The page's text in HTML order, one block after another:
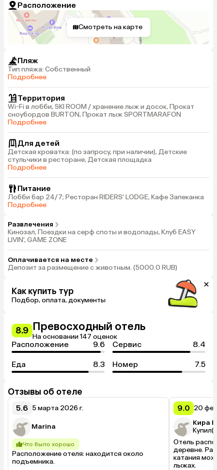
Расположение
Смотреть на карте
Пляж
Тип пляжа: Собственный
Подробнее
Территория
Wi-Fi в лобби, SKI ROOM / хранение лыж и досок, Прокат
сноубордов BURTON, Прокат лыж SPORTMARAFON
Подробнее
Для детей
Детская кроватка: (по запросу, при наличии), Детские
стульчики в ресторане, Детская площадка
Подробнее
Питание
Лобби бар 24/7; Ресторан RIDERS' LODGE, Кафе Запеканка
Подробнее
Развлечения
Кинозал, Поездки на серф споты и водопады, Клуб EASY
LIVIN', GAME ZONE
Оплачивается на месте
Депозит за размещение с животным. (5000.0 RUB)
Как купить тур
Подбор, оплата, документы
8.9 Превосходный отель
На основании 147 оценок
Расположение 9.6 Сервис 8.4
Еда 8.3 Номер 7.5
Отзывы об отеле
5.6 5 марта 2026 г.
Marina
Что было хорошо
Расположение отеля: находится около
подъемника.
9.0 20
Кира Е.
Отель
деревне.
катания
лыжах.